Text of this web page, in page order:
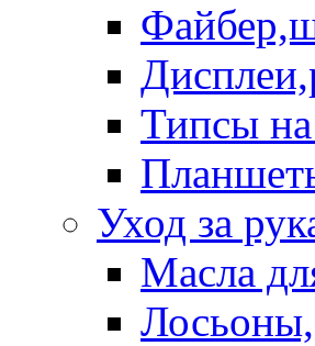
Типсы на
Уход за
Масла